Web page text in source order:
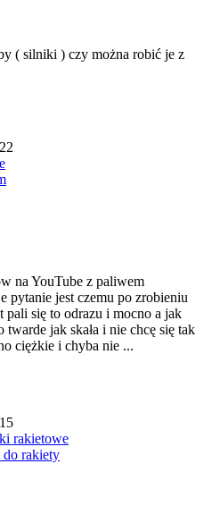
( silniki ) czy można robić je z
na YouTube z paliwem
pytanie jest czemu po zrobieniu
pali się to odrazu i mocno a jak
twarde jak skała i nie chcę się tak
ciężkie i chyba nie ...
rakietowe
rakiety